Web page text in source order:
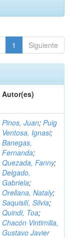
1 Siguiente
Autor(es)
Pinos, Juan; Puig
Ventosa, Ignasi;
Banegas,
Fernanda;
Quezada, Fanny;
Delgado,
Gabriela;
Orellana, Nataly;
Saquisilí, Silvia;
Quindi, Toa;
Chacón Vintimilla,
Gustavo Javier